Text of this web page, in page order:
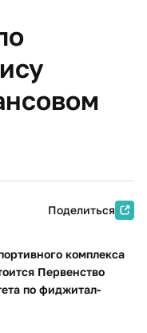
Поделиться
комплекса
Первенство
по фиджитал-